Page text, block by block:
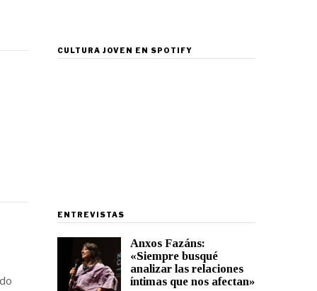
CULTURA JOVEN EN SPOTIFY
ENTREVISTAS
Anxos Fazáns:
«Siempre busqué
analizar las relaciones
íntimas que nos afectan»